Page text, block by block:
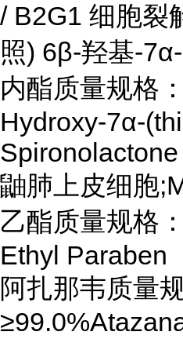
/ B2G1 细胞裂
照) 6β-羟基-
内酯质量规格
Hydroxy-7α-
Spironolactone
鼬肺上皮细胞
乙酯质量规格
Ethyl Paraben
阿扎那韦质量